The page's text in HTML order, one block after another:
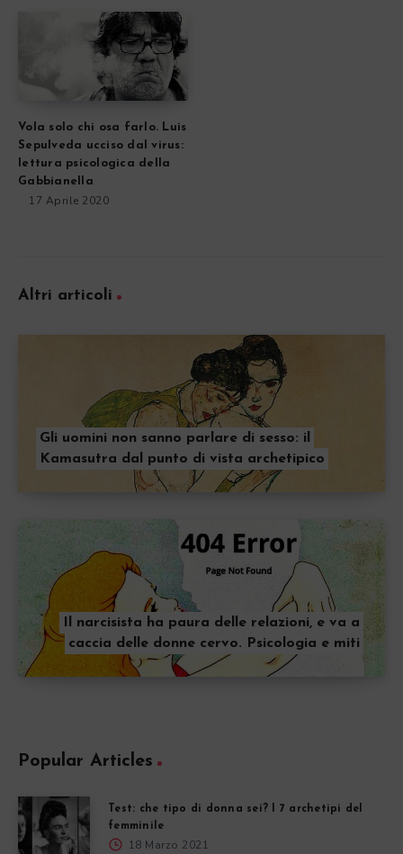
Vola solo chi osa farlo. Luis
Sepulveda ucciso dal virus:
lettura psicologica della
Gabbianella
17 Aprile 2020
Altri articoli
Gli uomini non sanno parlare di sesso: il
Kamasutra dal punto di vista archetipico
Il narcisista ha paura delle relazioni, e va a
caccia delle donne cervo. Psicologia e miti
Popular Articles
Test: che tipo di donna sei? I 7 archetipi del
femminile
18 Marzo 2021